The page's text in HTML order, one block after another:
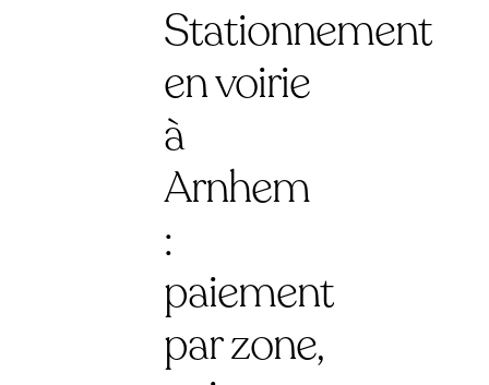
Stationnement
en voirie
à
Arnhem
:
paiement
par zone,